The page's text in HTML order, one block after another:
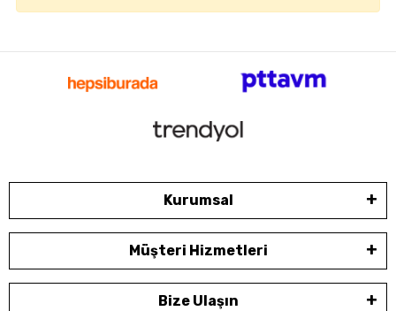
Kurumsal
Müşteri Hizmetleri
Bize Ulaşın